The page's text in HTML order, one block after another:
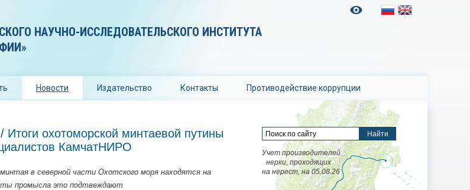
НАУЧНО-ИССЛЕДОВАТЕЛЬСКОГО ИНСТИТУТА
Новости Издательство Контакты Противодействие коррупции
/ Итоги охотоморской минтаевой путины
КамчатНИРО
в северной части Охотского моря находятся на
промысла это подтвеждают
Учет производителей
нерки, проходящих
на нерест, на 05.08.26